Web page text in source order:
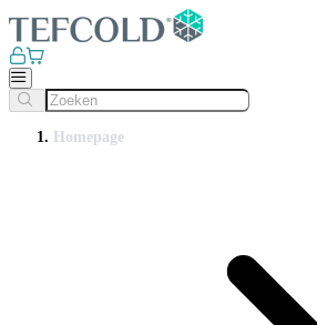
Homepage